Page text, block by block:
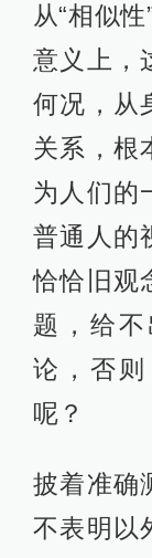
从“相似
意义上，
何况，从
关系，根
为人们的
普通人的
恰恰旧观
题，给
论，否
呢？
披着准确
不表明以